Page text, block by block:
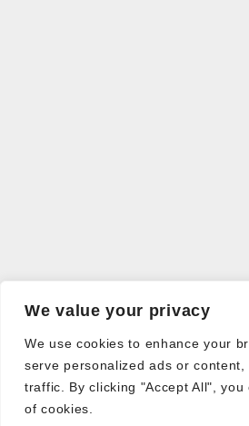
We value your privacy
We use cookies to enhance your
serve personalized ads or
traffic. By clicking "Accept All",
of cookies.